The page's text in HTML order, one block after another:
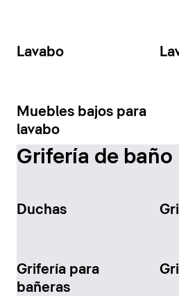
Lavabo
Muebles bajos para
lavabo
Grifería de baño
Duchas
Grifería para
bañeras